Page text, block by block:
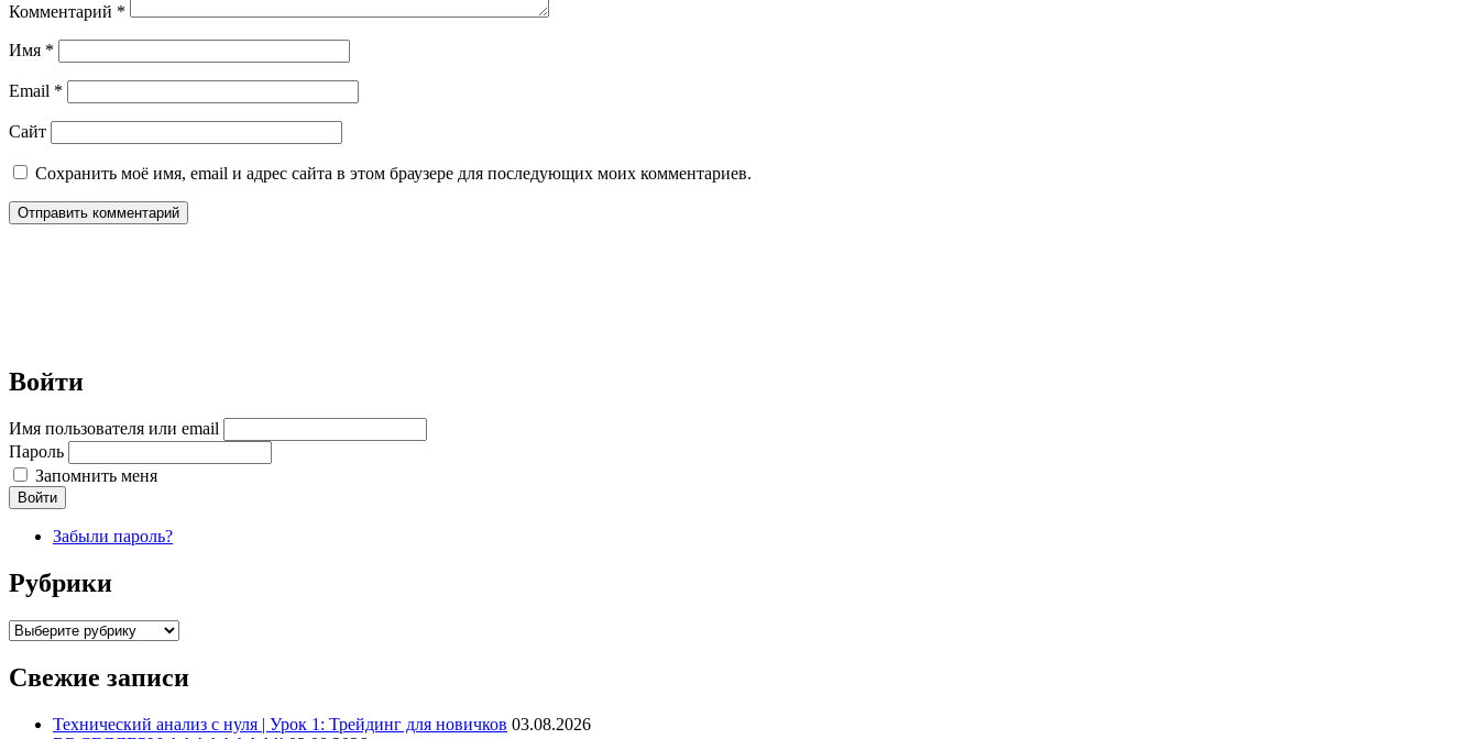
Комментарий *
Имя *
Email *
Сайт
Сохранить моё имя, email и адрес сайта в этом браузере для последующих моих комментариев.
Войти
Имя пользователя или email
Пароль
Запомнить меня
Войти
Забыли пароль?
Рубрики
Рубрики
Свежие записи
Технический анализ с нуля | Урок 1: Трейдинг для новичков 03.08.2026